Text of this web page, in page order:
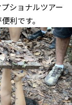
ショナルツアー
利です。